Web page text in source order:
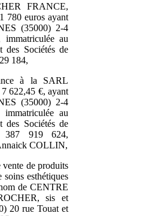
FRANCE,
780 euros ayant
(35000) 2-4
immatriculée au
des Sociétés de
184,
à la SARL
622,45 €, ayant
(35000) 2-4
au
des Sociétés de
387 919 624,
COLLIN,
de produits
soins esthétiques
de CENTRE
sis et
20 rue Touat et